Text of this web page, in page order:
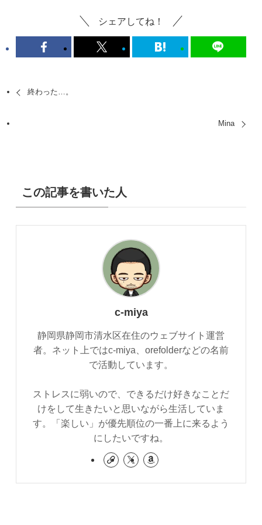
シェアしてね！
終わった…。
Mina
この記事を書いた人
c-miya
静岡県静岡市清水区在住のウェブサイト運営
者。ネット上ではc-miya、orefolderなどの名前
で活動しています。
ストレスに弱いので、できるだけ好きなことだ
けをして生きたいと思いながら生活していま
す。「楽しい」が優先順位の一番上に来るよう
にしたいですね。